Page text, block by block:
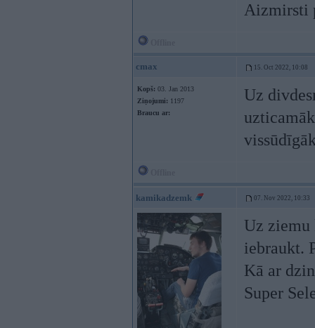
Aizmirsti
cmax 15. Oct 2022, 10:08
Kopš: 03. Jan 2013
Ziņojumi: 1197
Braucu ar:
Uz
kamikadzemk 07. Nov 2022, 10:33
Uz ziemu
iebraukt.
Kā ar
Super